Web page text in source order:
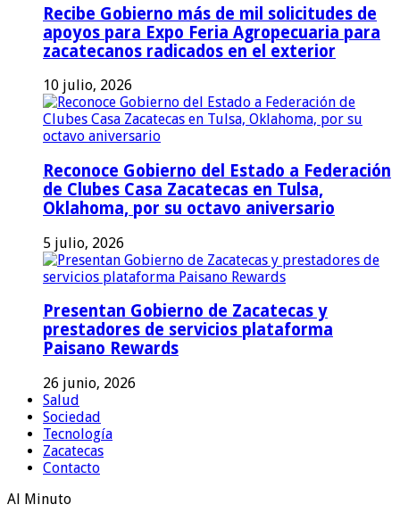
Recibe Gobierno más de mil solicitudes de
apoyos para Expo Feria Agropecuaria para
zacatecanos radicados en el exterior
10 julio, 2026
Reconoce Gobierno del Estado a Federación
de Clubes Casa Zacatecas en Tulsa,
Oklahoma, por su octavo aniversario
5 julio, 2026
Presentan Gobierno de Zacatecas y
prestadores de servicios plataforma
Paisano Rewards
26 junio, 2026
Salud
Sociedad
Tecnología
Zacatecas
Contacto
Al Minuto